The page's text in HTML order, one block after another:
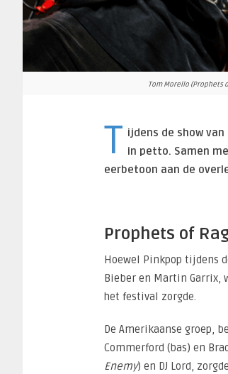
Tom Morello (Prophets
T ijdens de show
in petto. Samen
eerbetoon aan de
Prophets of
Hoewel Pinkpop tijdens
Bieber en Martin Garrix,
het festival zorgde.
De Amerikaanse groep,
Commerford (bas) en
Enemy) en DJ Lord,